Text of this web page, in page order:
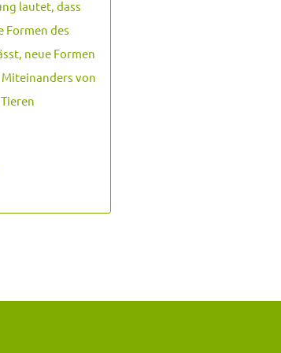
lautet, dass
Formen des
neue Formen
von